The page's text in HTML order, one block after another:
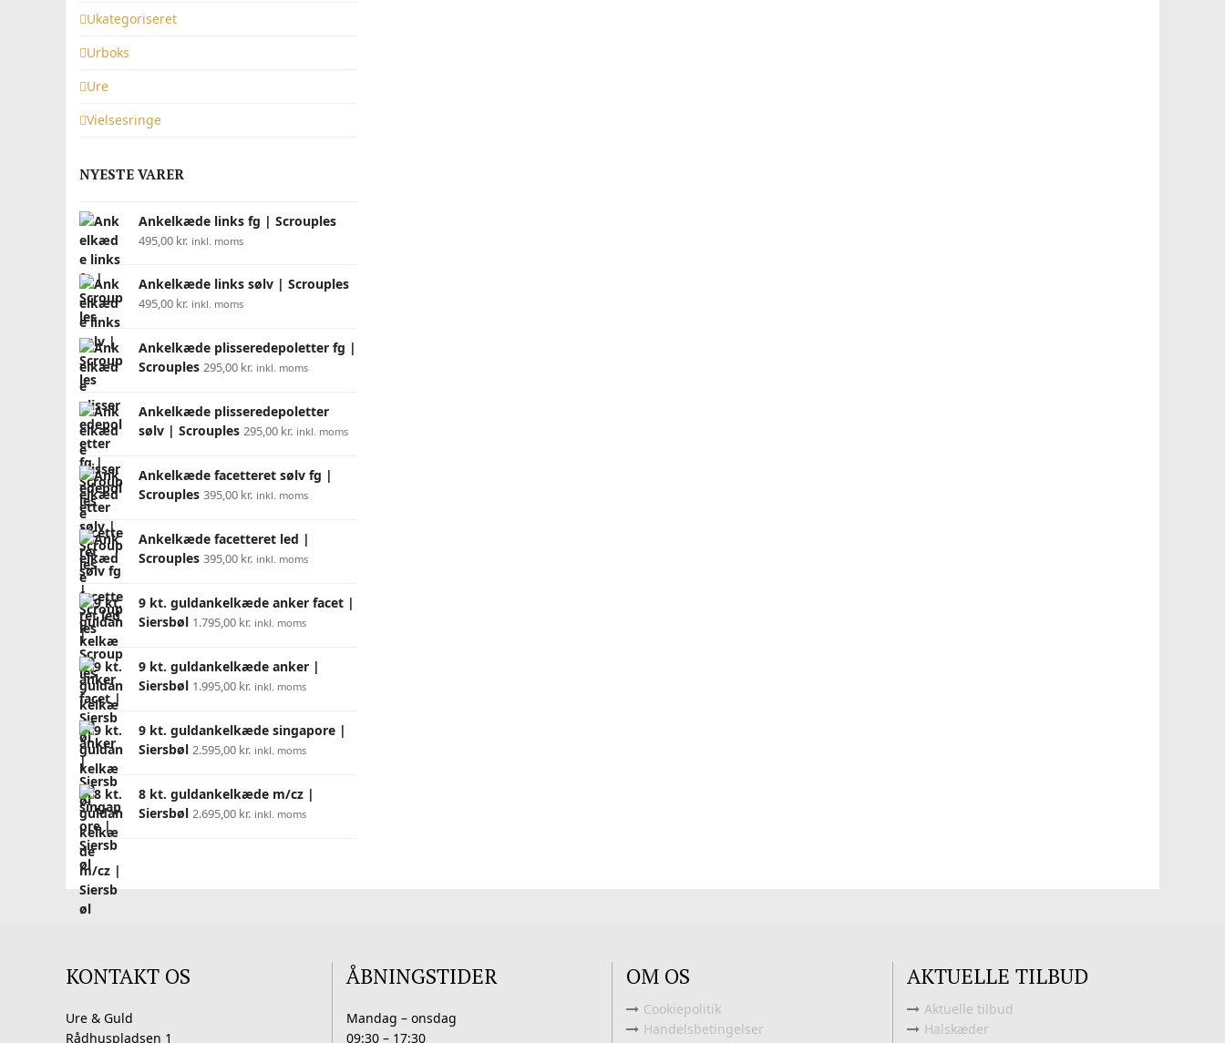
Ukategoriseret
Urboks
Ure
Vielsesringe
NYESTE VARER
Ankelkæde links fg | Scrouples
495,00 kr. inkl. moms
Ankelkæde links sølv | Scrouples
495,00 kr. inkl. moms
Ankelkæde plisseredepoletter fg |
Scrouples 295,00 kr. inkl. moms
Ankelkæde plisseredepoletter
sølv | Scrouples 295,00 kr. inkl. moms
Ankelkæde facetteret sølv fg |
Scrouples 395,00 kr. inkl. moms
Ankelkæde facetteret led |
Scrouples 395,00 kr. inkl. moms
9 kt. guldankelkæde anker facet |
Siersbøl 1.795,00 kr. inkl. moms
9 kt. guldankelkæde anker |
Siersbøl 1.995,00 kr. inkl. moms
9 kt. guldankelkæde singapore |
Siersbøl 2.595,00 kr. inkl. moms
8 kt. guldankelkæde m/cz |
Siersbøl 2.695,00 kr. inkl. moms
KONTAKT OS
Ure & Guld
Rådhuspladsen 1
ÅBNINGSTIDER
Mandag – onsdag
09:30 – 17:30
OM OS
Cookiepolitik
Handelsbetingelser
AKTUELLE TILBUD
Aktuelle tilbud
Halskæder